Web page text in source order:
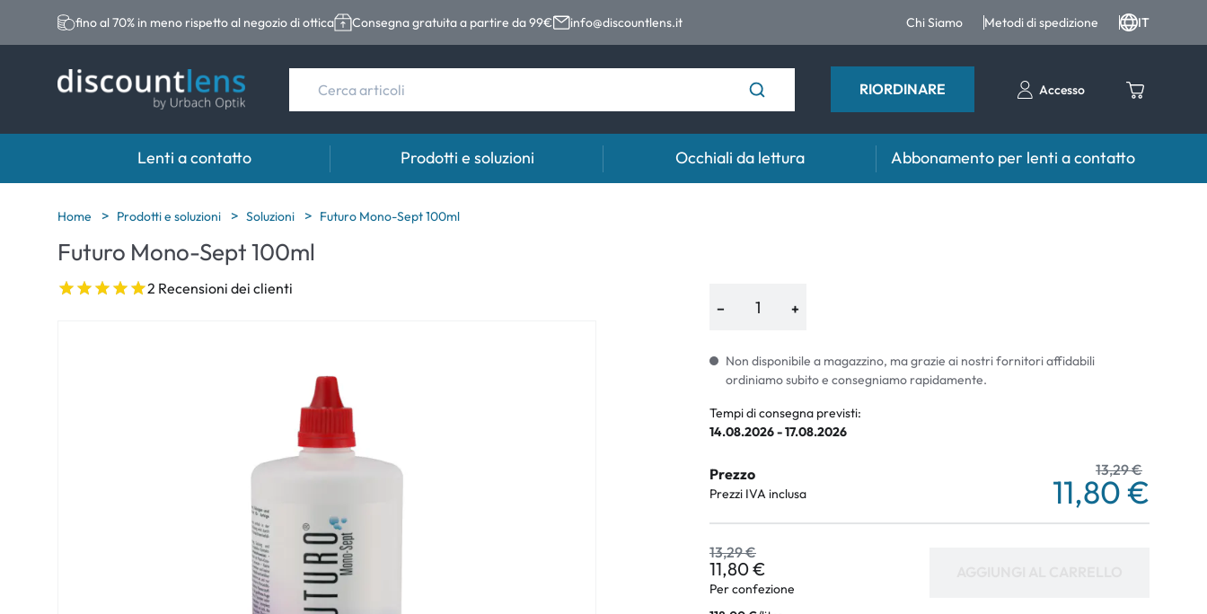
fino al 70% in meno rispetto al negozio di ottica Consegna gratuita a partire da 99€ info@discountlens.it Chi Siamo Metodi di spedizione IT
RIORDINARE Accesso
Lenti a contatto
Marche
Acuvue
Biotrue
Categoria
Lenti sferiche
Lenti toriche
Prodotti e soluzioni
Marche
ReNu
Futuro
Altre marche
% SALDI %
Occhiali da lettura Abbonamento per lenti a contatto
Home Prodotti e soluzioni Soluzioni Futuro Mono-Sept 100ml
Futuro Mono-Sept 100ml
2 Recensioni dei clienti
−
+
Non disponibile a magazzino, ma grazie ai nostri fornitori affidabili
ordiniamo subito e consegniamo rapidamente.
Tempi di consegna previsti:
14.08.2026 - 17.08.2026
Prezzo
Prezzi IVA inclusa
13,29 €
11,80 €
13,29 €
11,80 €
Per confezione